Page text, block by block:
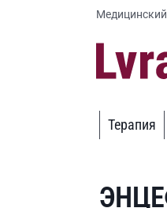
Терапия